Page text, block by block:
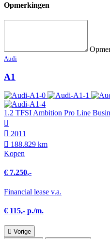
Opmerkingen
Audi
A1
1.2 TFSI Ambition Pro Line
2011
188.829 km
Kopen
€ 7.250,-
Financial lease v.a.
€ 115,- p./m.
Vorige